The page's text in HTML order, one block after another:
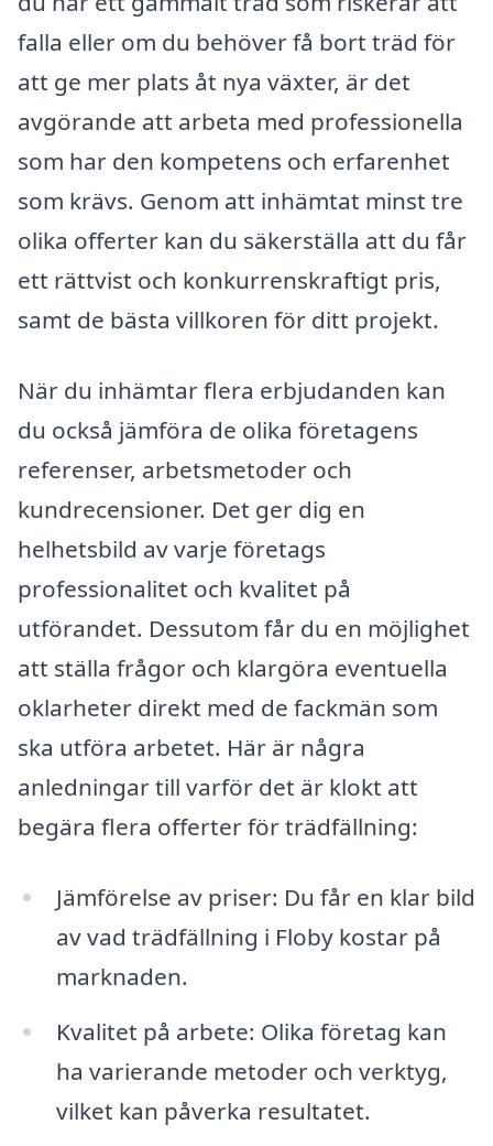
falla eller om du behöver få bort träd för
att ge mer plats åt nya växter, är det
avgörande att arbeta med professionella
som har den kompetens och erfarenhet
som krävs. Genom att inhämtat minst tre
olika offerter kan du säkerställa att du får
ett rättvist och konkurrenskraftigt pris,
samt de bästa villkoren för ditt projekt.
När du inhämtar flera erbjudanden kan
du också jämföra de olika företagens
referenser, arbetsmetoder och
kundrecensioner. Det ger dig en
helhetsbild av varje företags
professionalitet och kvalitet på
utförandet. Dessutom får du en möjlighet
att ställa frågor och klargöra eventuella
oklarheter direkt med de fackmän som
ska utföra arbetet. Här är några
anledningar till varför det är klokt att
begära flera offerter för trädfällning:
Jämförelse av priser: Du får en klar bild
av vad trädfällning i Floby kostar på
marknaden.
Kvalitet på arbete: Olika företag kan
ha varierande metoder och verktyg,
vilket kan påverka resultatet.